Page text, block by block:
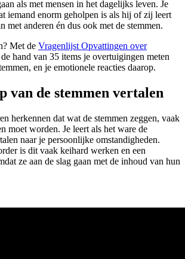
als met mensen in het dagelijks leven. Je
iemand enorm geholpen is als hij of zij leert
met anderen én dus ook met de stemmen.
Met de Vragenlijst Opvattingen over
hand van 35 items je overtuigingen meten
en je emotionele reacties daarop.
van de stemmen vertalen
herkennen dat wat de stemmen zeggen, vaak
moet worden. Je leert als het ware de
naar je persoonlijke omstandigheden.
is dit vaak keihard werken en een
ze aan de slag gaan met de inhoud van hun